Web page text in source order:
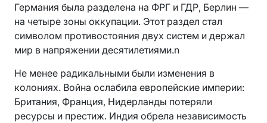
Германия была разделена на ФРГ и ГДР, Берлин —
на четыре зоны оккупации. Этот раздел стал
символом противостояния двух систем и держал
мир в напряжении десятилетиями.n
Не менее радикальными были изменения в
колониях. Война ослабила европейские империи:
Британия, Франция, Нидерланды потеряли
ресурсы и престиж. Индия обрела независимость